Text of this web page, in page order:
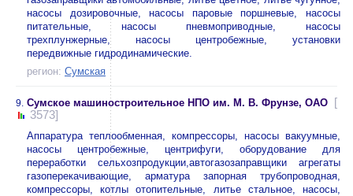
насосы дозировочные, насосы паровые поршневые, насосы
питательные, насосы пневмоприводные, насосы
трехплунжерные, насосы центробежные, установки
передвижные гидродинамические.
регион: Сумская
9. Сумское машиностроительное НПО им. М. В. Фрунзе, ОАО
[
3573]
Аппаратура теплообменная, компрессоры, насосы вакуумные,
насосы центробежные, центрифуги, оборудование для
переработки сельхозпродукции,автогазозаправщики агрегаты
газоперекачивающие, арматура запорная трубопроводная,
компрессоры, котлы отопительные, литье стальное, насосы,